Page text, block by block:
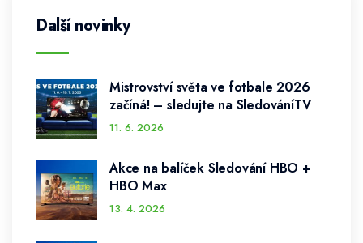
Další novinky
Mistrovství světa ve fotbale 2026
začíná! – sledujte na SledováníTV
11. 6. 2026
Akce na balíček Sledování HBO +
HBO Max
13. 4. 2026